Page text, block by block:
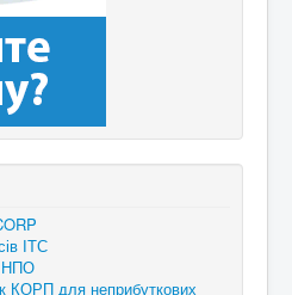
ІТС
НПО
КОРП для неприбуткових